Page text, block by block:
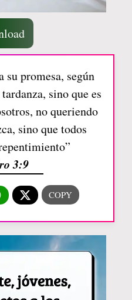
su promesa, según
sino que es
no queriendo
sino que todos
3:9